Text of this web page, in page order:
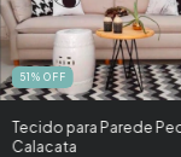
51 % OFF
Tecido para Parede
Calacata